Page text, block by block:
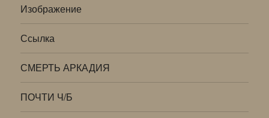
Изображение
Ссылка
СМЕРТЬ АРКАДИЯ
ПОЧТИ Ч/Б